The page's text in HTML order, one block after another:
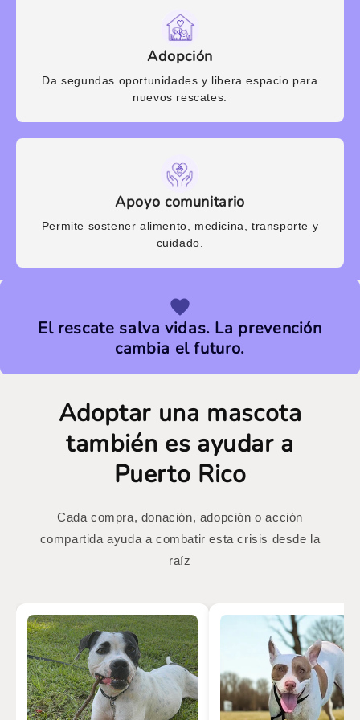
Adopción
Da segundas oportunidades y libera espacio para
nuevos rescates.
Apoyo comunitario
Permite sostener alimento, medicina, transporte y
cuidado.
El rescate salva vidas. La prevención
cambia el futuro.
Adoptar una mascota
también es ayudar a
Puerto Rico
Cada compra, donación, adopción o acción
compartida ayuda a combatir esta crisis desde la
raíz